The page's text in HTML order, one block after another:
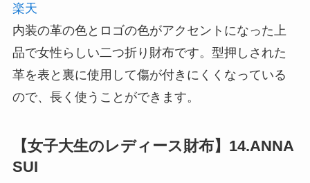
楽天
内装の革の色とロゴの色がアクセントになった上
品で女性らしい二つ折り財布です。型押しされた
革を表と裏に使用して傷が付きにくくなっている
ので、長く使うことができます。
【女子大生のレディース財布】14.ANNA
SUI